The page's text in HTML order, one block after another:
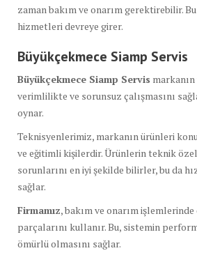
zaman bakım ve onarım gerektirebilir.
hizmetleri devreye girer.
Büyükçekmece Siamp Servis
Büyükçekmece Siamp Servis
verimlilikte ve sorunsuz çalışmasını
oynar.
Teknisyenlerimiz, markanın ürünleri
ve eğitimli kişilerdir. Ürünlerin teknik
sorunlarını en iyi şekilde bilirler, bu da
sağlar.
Firmamız, bakım ve onarım
parçalarını kullanır. Bu, sistemin
ömürlü olmasını sağlar.